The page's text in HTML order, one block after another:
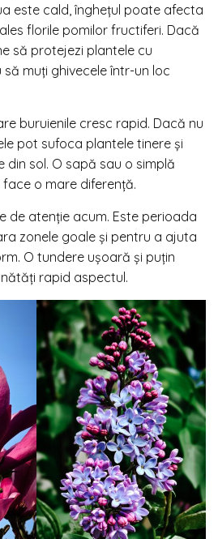
este cald, înghețul poate afecta
florile pomilor fructiferi. Dacă
să protejezi plantele cu
muți ghivecele într-un loc
buruienile cresc rapid. Dacă nu
pot sufoca plantele tinere și
din sol. O sapă sau o simplă
o mare diferență.
de atenție acum. Este perioada
zonele goale și pentru a ajuta
O tundere ușoară și puțin
rapid aspectul.